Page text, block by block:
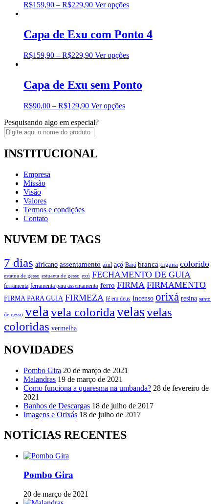
R$159,90 – R$229,90 Ver opções
Capa de Exu com Ponto 4
R$159,90 – R$229,90 Ver opções
Capa de Exu sem Ponto
R$90,00 – R$129,90 Ver opções
Pesquisando algo em especial?
INSTITUCIONAL
Empresa
Missão
Visão
Valores
Termos e condições
Contato
NUVEM DE TAGS
7 dias africano assentamento azul aço Bará branca cigana colorido
estatua de gesso estuaeta de gesso exú FECHAMENTO DE GUIA
ferramenta ferramenta para assentamento ferro FIRMA FIRMAMENTO
FIRMA PARA GUIA FIRMEZA fé em deus Incenso orixá resina santo
de gesso vela vela coloridavelasvelas
coloridas vermelha
NOVIDADES
Pombo Gira 20 de março de 2021
Malandras 19 de março de 2021
Como funciona a quaresma na umbanda? 28 de fevereiro de
2021
Banhos de Descargas 18 de julho de 2017
Imagens e Orixás 18 de julho de 2017
NOTÍCIAS RECENTES
Pombo Gira
20 de março de 2021